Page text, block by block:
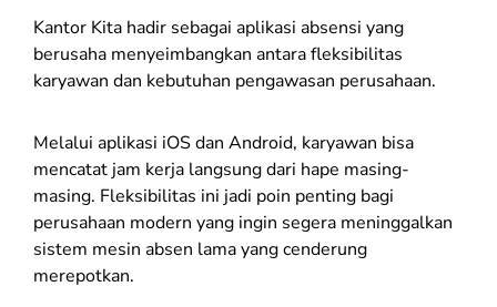
Kantor Kita hadir sebagai aplikasi absensi yang
berusaha menyeimbangkan antara fleksibilitas
karyawan dan kebutuhan pengawasan perusahaan.
Melalui aplikasi iOS dan Android, karyawan bisa
mencatat jam kerja langsung dari hape masing-
masing. Fleksibilitas ini jadi poin penting bagi
perusahaan modern yang ingin segera meninggalkan
sistem mesin absen lama yang cenderung
merepotkan.